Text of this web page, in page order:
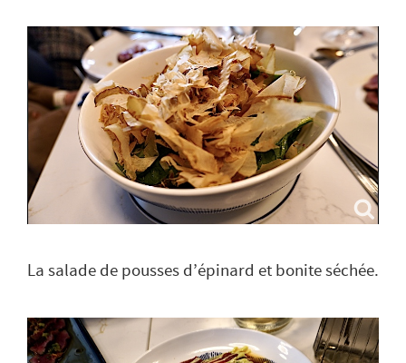
La salade de pousses d’épinard et bonite séchée.